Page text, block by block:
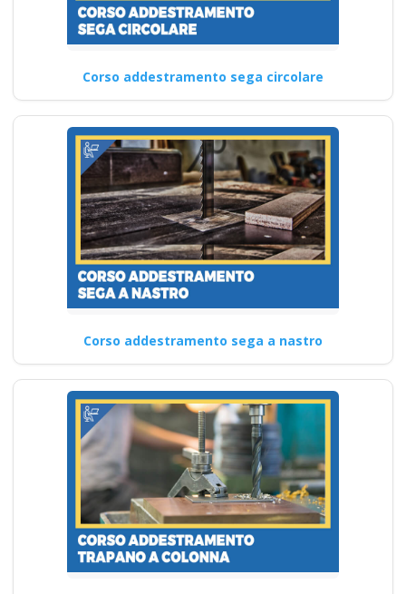
Corso addestramento sega circolare
Corso addestramento sega a nastro